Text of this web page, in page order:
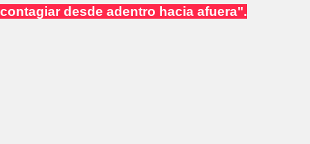
contagiar desde adentro hacia afuera".